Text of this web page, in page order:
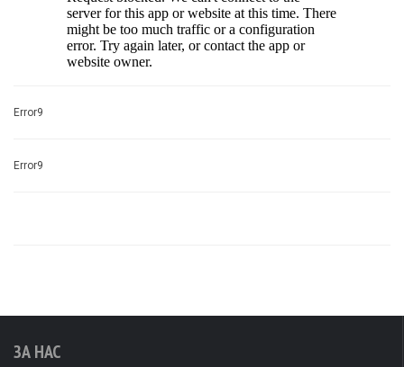
Error9
Error9
ЗА НАС